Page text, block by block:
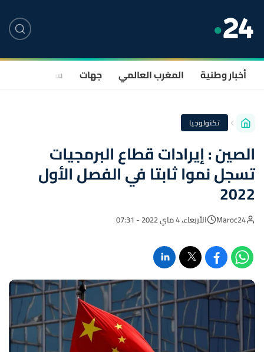
أخبار وطنية المغرب العالمي جهات سياسة
تكنولوجيا
الصين : إيرادات قطاع البرمجيات
تسجل نموا ثابتا في الفصل الأول
2022
Maroc24 الأربعاء، 4 ماي 2022 - 07:31